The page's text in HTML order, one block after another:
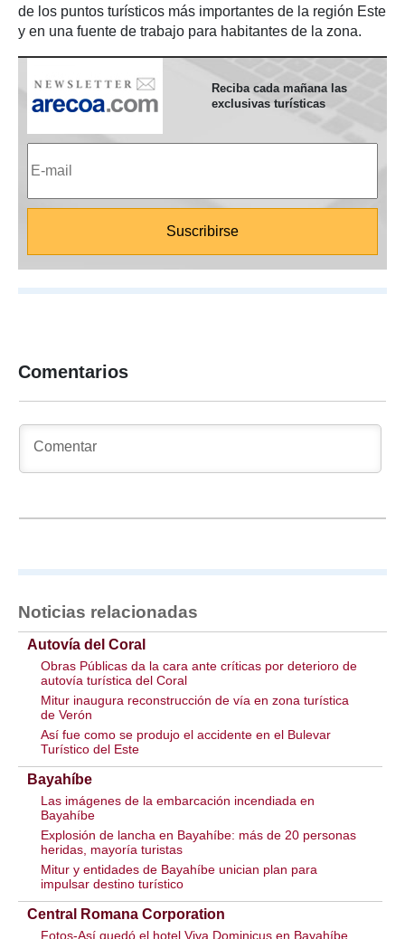
de los puntos turísticos más importantes de la región Este
y en una fuente de trabajo para habitantes de la zona.
Reciba cada mañana las
exclusivas turísticas
Comentarios
Noticias relacionadas
Autovía del Coral
Obras Públicas da la cara ante críticas por deterioro de
autovía turística del Coral
Mitur inaugura reconstrucción de vía en zona turística
de Verón
Así fue como se produjo el accidente en el Bulevar
Turístico del Este
Bayahíbe
Las imágenes de la embarcación incendiada en
Bayahíbe
Explosión de lancha en Bayahíbe: más de 20 personas
heridas, mayoría turistas
Mitur y entidades de Bayahíbe unician plan para
impulsar destino turístico
Central Romana Corporation
Fotos-Así quedó el hotel Viva Dominicus en Bayahíbe